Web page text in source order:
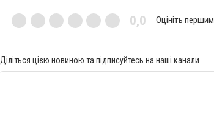
0,0 Оцініть першим
Діліться цією новиною та підписуйтесь на наші канали